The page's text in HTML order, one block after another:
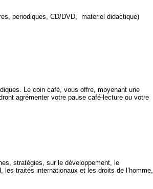
periodiques, CD/DVD, materiel didactique)
Le coin café, vous offre, moyenant une
agrémenter votre pause café-lecture ou votre
stratégies, sur le développement, le
traités internationaux et les droits de l’homme,